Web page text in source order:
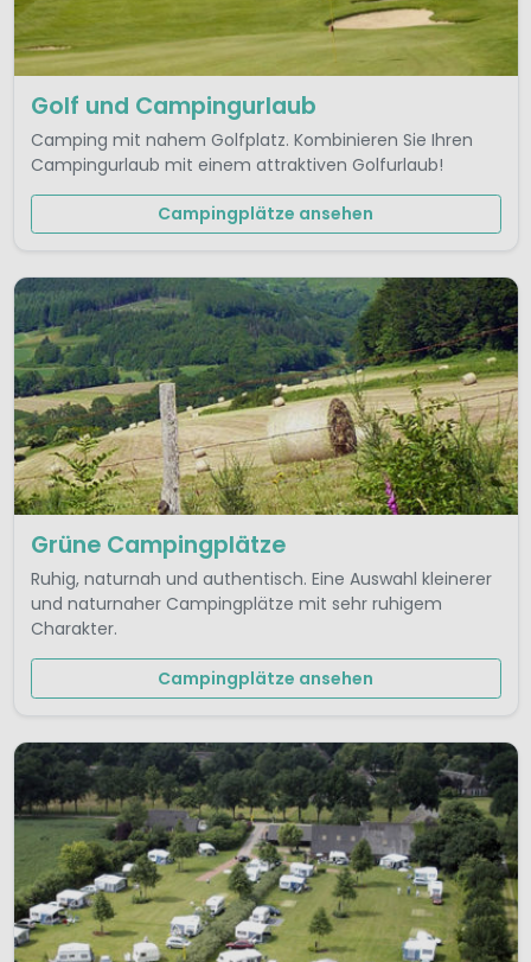
Golf und Campingurlaub
Camping mit nahem Golfplatz. Kombinieren Sie Ihren
Campingurlaub mit einem attraktiven Golfurlaub!
Campingplätze ansehen
Grüne Campingplätze
Ruhig, naturnah und authentisch. Eine Auswahl kleinerer
und naturnaher Campingplätze mit sehr ruhigem
Charakter.
Campingplätze ansehen